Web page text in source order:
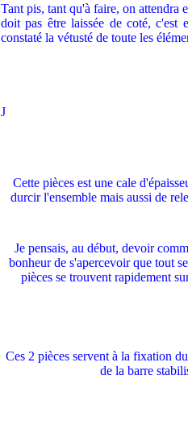
Tant pis, tant qu'à faire, on attendra
doit pas être laissée de coté,
constaté la vétusté de toute les
J
Cette pièces est une cale
durcir l'ensemble mais aussi de
Je pensais, au début, devoir
bonheur de s'apercevoir que tout
pièces se trouvent rapidement
Ces 2 pièces servent à la fixation
de la barre